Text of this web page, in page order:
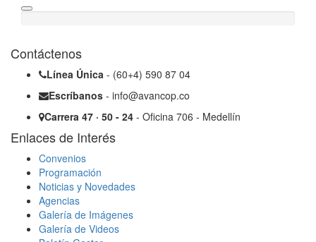
Contáctenos
Línea Única - (60+4) 590 87 04
Escríbanos - info@avancop.co
Carrera 47 · 50 - 24 - Oficina 706 - Medellín
Enlaces de Interés
Convenios
Programación
Noticias y Novedades
Agencias
Galería de Imágenes
Galería de Videos